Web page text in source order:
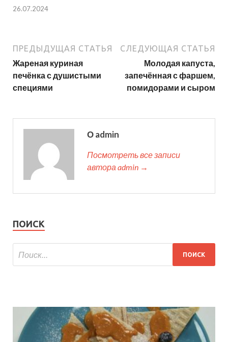
26.07.2024
ПРЕДЫДУЩАЯ СТАТЬЯ
Жареная куриная
печёнка с душистыми
специями
СЛЕДУЮЩАЯ СТАТЬЯ
Молодая капуста,
запечённая с фаршем,
помидорами и сыром
О admin
Посмотреть все записи
автора admin →
ПОИСК